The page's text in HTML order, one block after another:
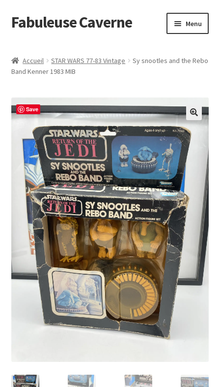
Aller
à
navigation
Aller
au
Fabuleuse Caverne Menu
En boutique
enfant
Superflat Museum Murakami
En réapprovisionnement
Accueil STAR WARS 77-83 Vintage
Sy snootles and the Rebo
Band Kenner 1983 MIB
Save